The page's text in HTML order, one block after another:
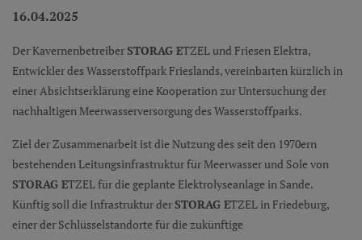
16.04.2025
Der KavernenbetreiberSTORAG ETZEL und Friesen Elektra,
Entwickler des Wasserstoffpark Frieslands, vereinbarten kürzlich in
einer Absichtserklärung eine Kooperation zur Untersuchung der
nachhaltigen Meerwasserversorgung des Wasserstoffparks.
Ziel der Zusammenarbeit ist die Nutzung des seit den 1970ern
bestehenden Leitungsinfrastruktur für Meerwasser und Sole von
STORAG ETZEL für die geplante Elektrolyseanlage in Sande.
Künftig soll die Infrastruktur derSTORAG ETZEL in Friedeburg,
einer der Schlüsselstandorte für die zukünftige